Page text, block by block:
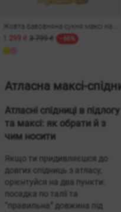
3 799 ₴ - 66%
Атласні спідниці в підлогу
та максі: як обрати й з
чим носити
Якщо ти придивляєшся до
довгих спідниць з атласу,
орієнтуйся на два пункти:
посадка по талії та
“правильна” довжина під